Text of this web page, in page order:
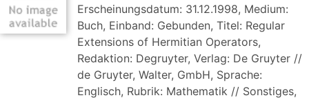
Erscheinungsdatum: 31.12.1998, Medium:
Buch, Einband: Gebunden, Titel: Regular
Extensions of Hermitian Operators,
Redaktion: Degruyter, Verlag: De Gruyter //
de Gruyter, Walter, GmbH, Sprache:
Englisch, Rubrik: Mathematik // Sonstiges,